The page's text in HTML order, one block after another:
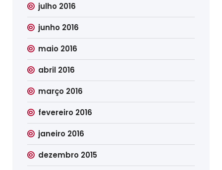
julho 2016
junho 2016
maio 2016
abril 2016
março 2016
fevereiro 2016
janeiro 2016
dezembro 2015